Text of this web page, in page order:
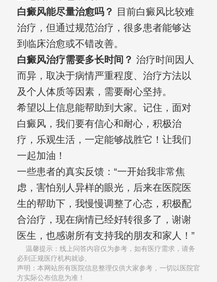
白癜风能尽量治愈吗？
目前白癜风比较难
治疗，但通过规范治疗，很多患者能够达
到临床治愈或不错改善。
白癜风治疗需要多长时间？ 治疗时间因人
而异，取决于病情严重程度、治疗方法以
及个人体质等因素，需要耐心坚持。
希望以上信息能帮助到大家。记住，面对
白癜风，我们要有信心和耐心，积极治
疗，乐观生活，一定能够战胜它！让我们
一起加油！
一些患者的真实反馈：“一开始我非常焦
虑，害怕别人异样的眼光，后来在医院医
生的帮助下，我慢慢调整了心态，积极配
合治疗，现在病情已经好转很多了，谢谢
医生，也感谢所有支持我的朋友和家人！”
温馨提示：线上问答内容仅为参考，如有医疗需求，请务
必到正规医疗机构就诊,
声明：本网站所有医院信息整理仅供大家参考，一切以医院官
方实际公布信息为准！